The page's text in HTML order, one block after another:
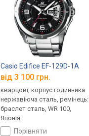
Casio Edifice EF-129D-1A
від 3 100 грн.
кварцові, корпус годинника
нержавіюча сталь, ремінець:
браслет сталь, WR 100,
Японія
порівняти